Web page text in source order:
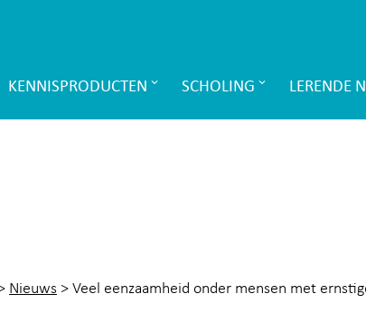
KENNISPRODUCTEN SCHOLING LERENDE
Nieuws > Veel eenzaamheid onder mensen met